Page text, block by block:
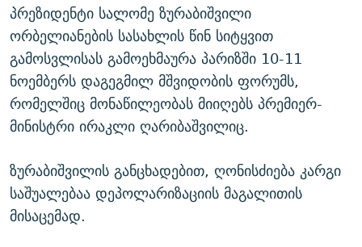
პრეზიდენტი სალომე ზურაბიშვილი
ორბელიანების სასახლის წინ სიტყვით
გამოსვლისას გამოეხმაურა პარიზში 10-11
ნოემბერს დაგეგმილ მშვიდობის ფორუმს,
რომელშიც მონაწილეობას მიიღებს პრემიერ-
მინისტრი ირაკლი ღარიბაშვილიც.
ზურაბიშვილის განცხადებით, ღონისძიება კარგი
საშუალებაა დეპოლარიზაციის მაგალითის
მისაცემად.